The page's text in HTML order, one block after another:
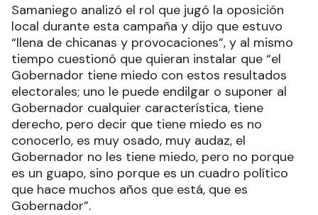
Samaniego analizó el rol que jugó la oposición
local durante esta campaña y dijo que estuvo
“llena de chicanas y provocaciones”, y al mismo
tiempo cuestionó que quieran instalar que “el
Gobernador tiene miedo con estos resultados
electorales; uno le puede endilgar o suponer al
Gobernador cualquier característica, tiene
derecho, pero decir que tiene miedo es no
conocerlo, es muy osado, muy audaz, el
Gobernador no les tiene miedo, pero no porque
es un guapo, sino porque es un cuadro político
que hace muchos años que está, que es
Gobernador”.